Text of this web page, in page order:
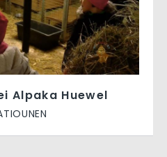
Alpaka Huewel